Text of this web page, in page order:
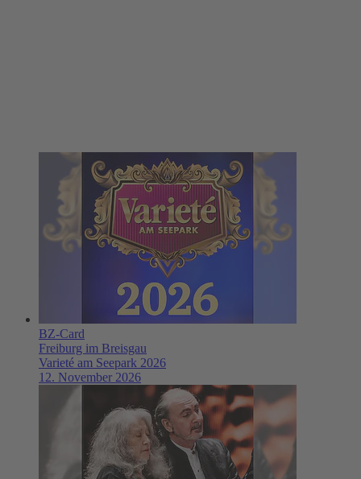
BZ-Card
Freiburg im Breisgau
Varieté am Seepark 2026
12. November 2026